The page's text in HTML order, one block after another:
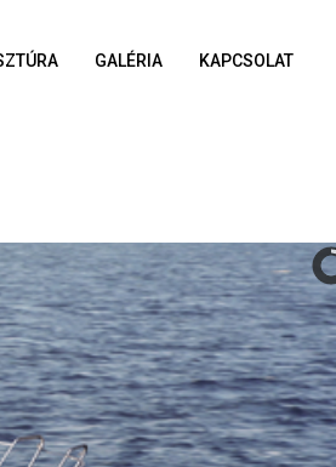
GALÉRIA KAPCSOLAT